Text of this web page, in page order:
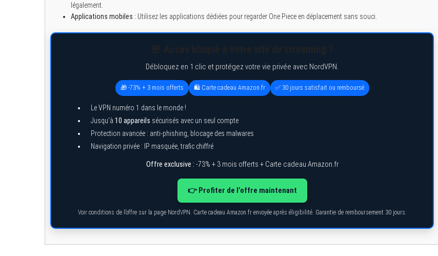
légalement.
Applications mobiles : Utilisez les applications dédiées pour regarder One Piece en déplacement sans souci.
Débloquez en 1 clic et protégez votre vie privée avec NordVPN.
🎁 -73% + 3 mois offerts 🛍️ Carte cadeau Amazon.fr ✅ 30 jours satisfait ou remboursé
Le VPN numéro 1 dans le monde !
Jusqu’à 10 appareils sécurisés avec un seul compte
Protection avancée : anti-phishing, blocage des malwares
Navigation privée : IP masquée, trafic chiffré
Offre exclusive : -73% + 3 mois offerts + Carte cadeau Amazon.fr
👉 Profiter de l’offre maintenant
Voir conditions de l’offre sur la page NordVPN. Carte cadeau Amazon.fr envoyée après éligibilité. Garantie de remboursement 30 jours.
: